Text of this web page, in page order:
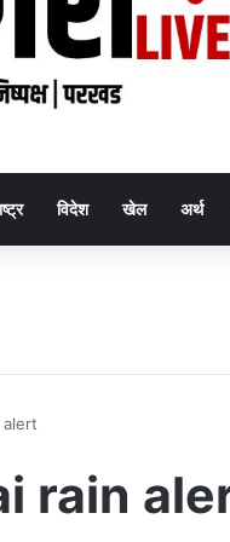
विदेश खेल अर्थ
alert
rain